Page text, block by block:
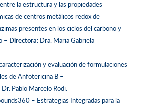
la estructura y las propiedades
de centros metálicos redox de
presentes en los ciclos del carbono y
– Directora: Dra. Maria Gabriela
y evaluación de formulaciones
de Anfotericina B –
Dr. Pablo Marcelo Rodi.
– Estrategias Integradas para la